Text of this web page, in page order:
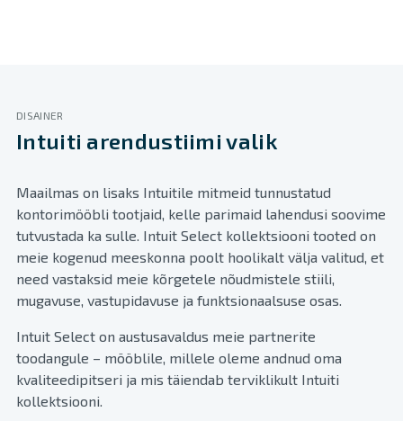
DISAINER
Intuiti arendustiimi valik
Maailmas on lisaks Intuitile mitmeid tunnustatud
kontorimööbli tootjaid, kelle parimaid lahendusi soovime
tutvustada ka sulle. Intuit Select kollektsiooni tooted on
meie kogenud meeskonna poolt hoolikalt välja valitud, et
need vastaksid meie kõrgetele nõudmistele stiili,
mugavuse, vastupidavuse ja funktsionaalsuse osas.
Intuit Select on austusavaldus meie partnerite
toodangule – mööblile, millele oleme andnud oma
kvaliteedipitseri ja mis täiendab terviklikult Intuiti
kollektsiooni.